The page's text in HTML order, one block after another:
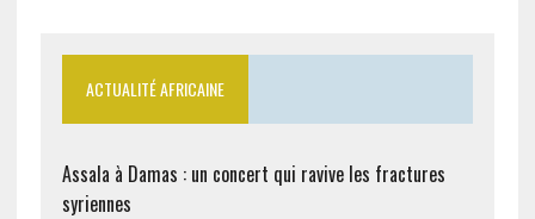
ACTUALITÉ AFRICAINE
Assala à Damas : un concert qui ravive les fractures
syriennes